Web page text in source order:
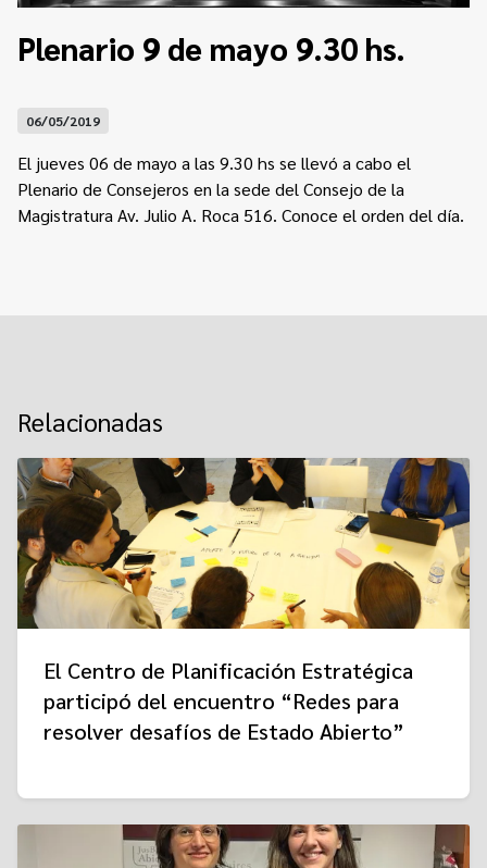
Convenios
Acceso a la información Pública
Pedido de Acceso a la Información online
Tenés Derechos
Programa Educación en Derechos Humanos
Cuento con Derechos
Contacto
Plenario 9 de mayo 9.30 hs.
06/05/2019
El jueves 06 de mayo a las 9.30 hs se llevó a cabo el
Plenario de Consejeros en la sede del Consejo de la
Magistratura Av. Julio A. Roca 516. Conoce el orden del día.
Relacionadas
El Centro de Planificación Estratégica
participó del encuentro “Redes para
resolver desafíos de Estado Abierto”